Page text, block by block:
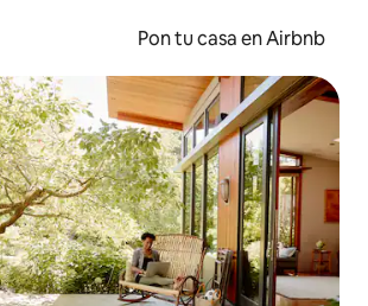
Pon tu casa en Airbnb